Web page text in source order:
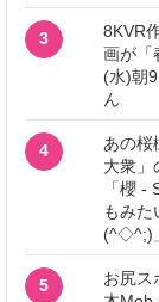
3
8KVR
画が「
(水)朝
ん
4
あの桜
大衆」
「櫻 -
もみた
(^◇^;)」
5
お尻ス